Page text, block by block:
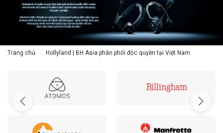
Trang chủ Hollyland | BH Asia phân phối độc quyền tại Việt Nam